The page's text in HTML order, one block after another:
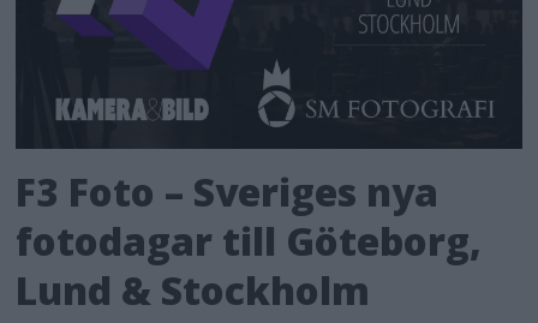
F3 Foto – Sveriges nya
fotodagar till Göteborg,
Lund & Stockholm